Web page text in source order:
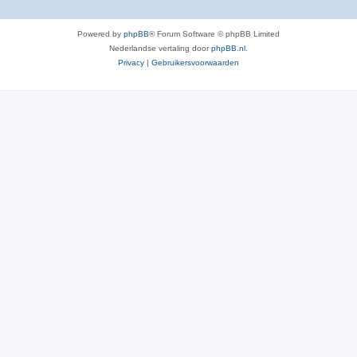
Powered by phpBB® Forum Software © phpBB Limited
Nederlandse vertaling doorphpBB.nl
Privacy | Gebruikersvoorwaarden